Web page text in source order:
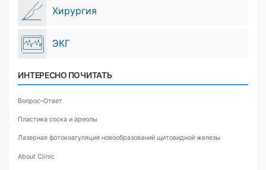
Хирургия
ЭКГ
ИНТЕРЕСНО ПОЧИТАТЬ
Вопрос–Ответ
Пластика соска и ареолы
Лазерная фотокоагуляция новообразований щитовидной железы
About Clinic